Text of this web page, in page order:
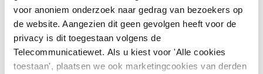
voor anoniem onderzoek naar gedrag van bezoekers op
de website. Aangezien dit geen gevolgen heeft voor de
privacy is dit toegestaan volgens de
Telecommunicatiewet. Als u kiest voor 'Alle cookies
toestaan', plaatsen we ook marketingcookies van derden
Nog 2 items. Toon alle